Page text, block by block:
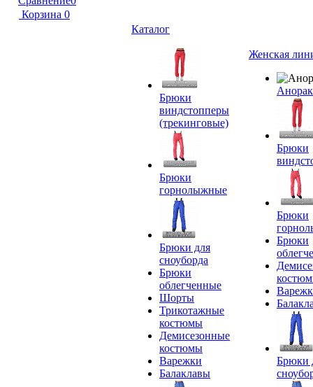
Корзина 0
Каталог
Брюки
виндстопперы
(трекинговые)
Брюки
горнолыжные
Брюки для
сноуборда
Брюки
облегченные
Шорты
Трикотажные
костюмы
Демисезонные
костюмы
Варежки
Балаклавы
Женская
Брюки
Брюки
Брюки
Брюки